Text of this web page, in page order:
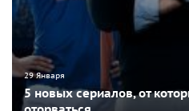
29 Января
5 новых сериалов, от